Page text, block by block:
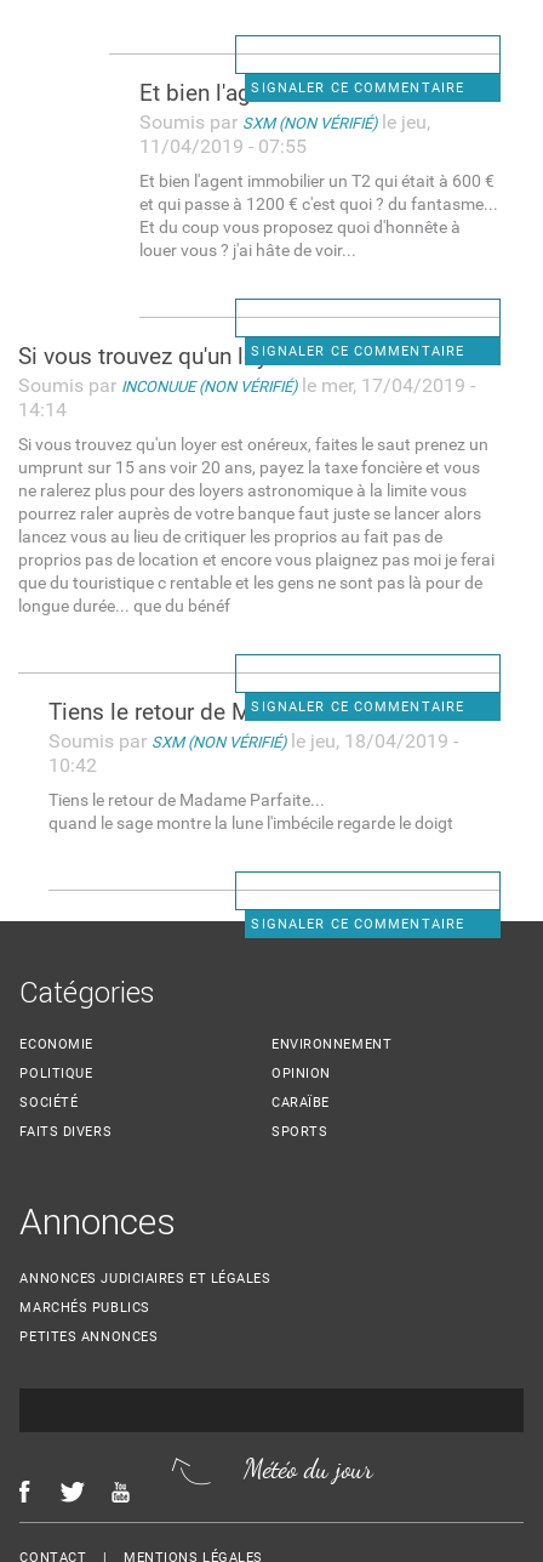
SIGNALER CE COMMENTAIRE
Et bien l'agent immobilier un
Soumis par SXM (NON VÉRIFIÉ)le jeu,
11/04/2019 - 07:55
Et bien l'agent immobilier un T2 qui était à 600 €
et qui passe à 1200 € c'est quoi ? du fantasme...
Et du coup vous proposez quoi d'honnête à
louer vous ? j'ai hâte de voir...
SIGNALER CE COMMENTAIRE
Si vous trouvez qu'un loyer
Soumis par INCONUUE (NON VÉRIFIÉ)le mer, 17/04/2019 -
14:14
Si vous trouvez qu'un loyer est onéreux, faites le saut prenez un
umprunt sur 15 ans voir 20 ans, payez la taxe foncière et vous
ne ralerez plus pour des loyers astronomique à la limite vous
pourrez raler auprès de votre banque faut juste se lancer alors
lancez vous au lieu de critiquer les proprios au fait pas de
proprios pas de location et encore vous plaignez pas moi je ferai
que du touristique c rentable et les gens ne sont pas là pour de
longue durée... que du bénéf
SIGNALER CE COMMENTAIRE
Tiens le retour de Madame
Soumis par SXM (NON VÉRIFIÉ)le jeu, 18/04/2019 -
10:42
Tiens le retour de Madame Parfaite...
quand le sage montre la lune l'imbécile regarde le doigt
SIGNALER CE COMMENTAIRE
Catégories
ECONOMIE
POLITIQUE
SOCIÉTÉ
FAITS DIVERS
ENVIRONNEMENT
OPINION
CARAÏBE
SPORTS
Annonces
ANNONCES JUDICIAIRES ET LÉGALES
MARCHÉS PUBLICS
PETITES ANNONCES
Météo du jour
CONTACT MENTIONS LÉGALES